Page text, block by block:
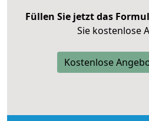
Füllen Sie jetzt das
Sie kostenlose
Kostenlose